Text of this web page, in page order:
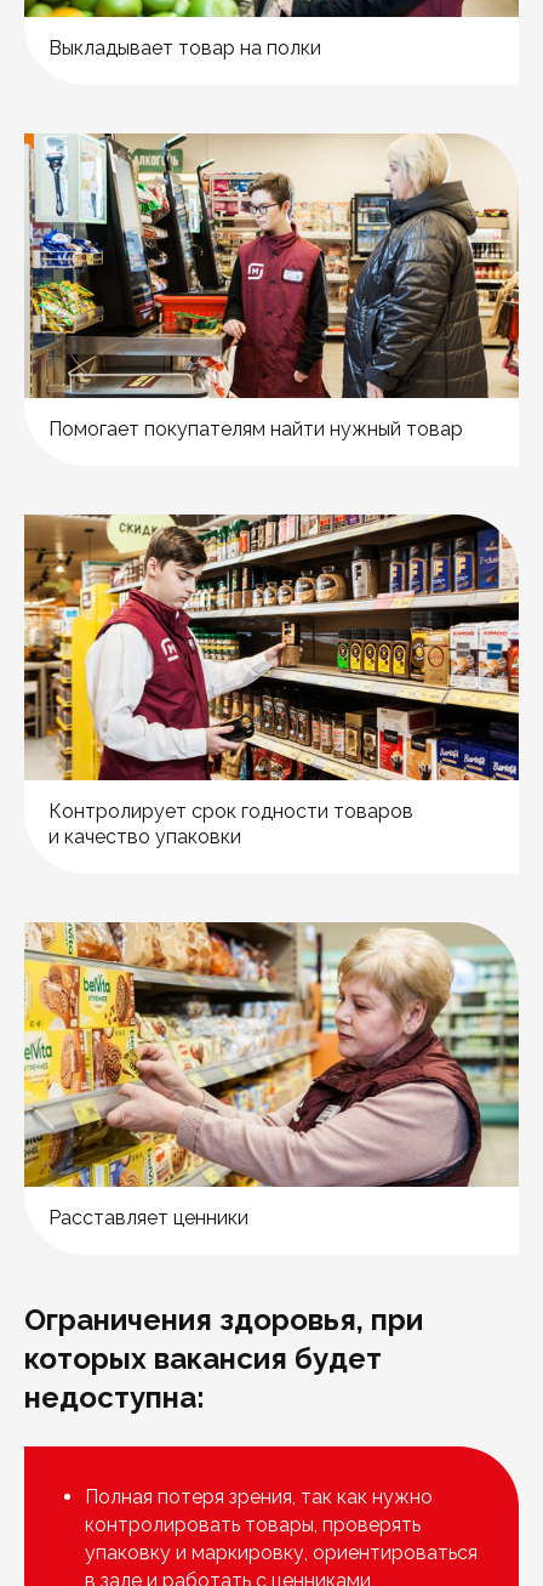
Выкладывает товар на полки
Помогает покупателям найти нужный товар
Контролирует срок годности товаров
и качество упаковки
Расставляет ценники
Ограничения здоровья, при
которых вакансия будет
недоступна:
Полная потеря зрения, так как нужно
контролировать товары, проверять
упаковку и маркировку, ориентироваться
в зале и работать с ценниками